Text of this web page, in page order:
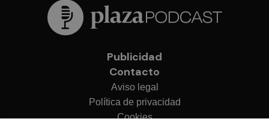
Publicidad
Contacto
Aviso legal
Política de privacidad
Cookies